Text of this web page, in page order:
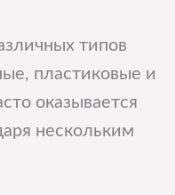
типов
пластиковые и
оказывается
нескольким